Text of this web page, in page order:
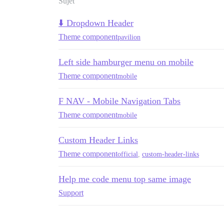
⬇️ Dropdown Header
Theme componentpavilion
Left side hamburger menu on mobile
Theme componentmobile
F NAV - Mobile Navigation Tabs
Theme componentmobile
Custom Header Links
Theme componentofficial custom-header-links
Help me code menu top same image
Support